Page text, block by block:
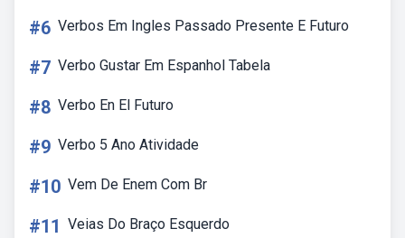
#6 Verbos Em Ingles Passado Presente E Futuro
#7 Verbo Gustar Em Espanhol Tabela
#8 Verbo En El Futuro
#9 Verbo 5 Ano Atividade
#10 Vem De Enem Com Br
#11 Veias Do Braço Esquerdo